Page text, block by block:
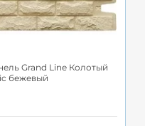
Grand Line Колотый
бежевый